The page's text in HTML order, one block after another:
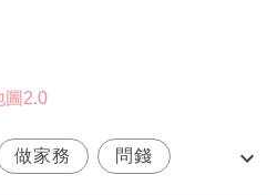
圖2.0
做家務 問錢